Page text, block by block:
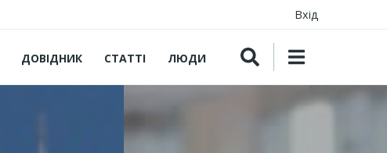
Вхід
ДОВІДНИК СТАТТІ ЛЮДИ